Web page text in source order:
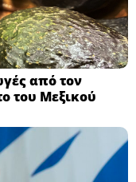
από τον
του Μεξικού